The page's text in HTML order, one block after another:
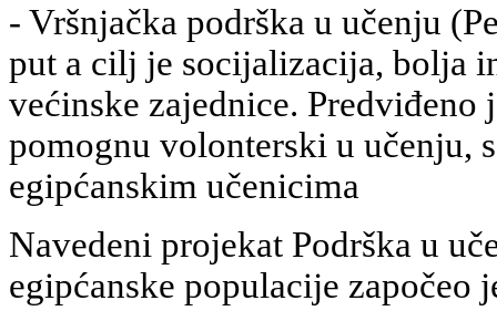
- Vršnjačka podrška u učenju
put a cilj je socijalizacija, bolja
većinske zajednice.
pomognu volonterski u učenju,
egipćanskim učenicima
Navedeni projekat Podrška u
egipćanske populacije započeo